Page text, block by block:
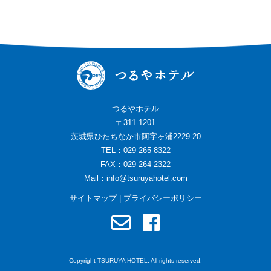
つるやホテル
〒311-1201
茨城県ひたちなか市阿字ヶ浦2229-20
TEL：029-265-8322
FAX：029-264-2322
Mail： info@tsuruyahotel.com
サイトマップ| プライバシーポリシー
Copyright TSURUYA HOTEL. All rights reserved.